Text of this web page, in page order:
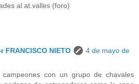
al at.valles (foro)
FRANCISCO NIETO
4 de mayo de
campeones con un grupo de chavales